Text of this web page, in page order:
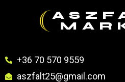
+36 70 570 9559
aszfalt25@gmail.com